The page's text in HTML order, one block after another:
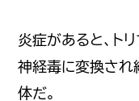
炎症があると、ト
神経毒に変換され
体だ。